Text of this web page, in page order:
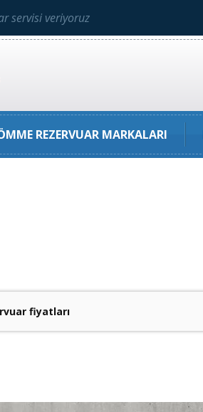
servisi veriyoruz
REZERVUAR MARKALARI
fiyatları